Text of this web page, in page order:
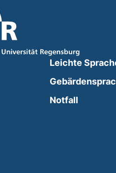
in a new window)
Leichte
Notfall